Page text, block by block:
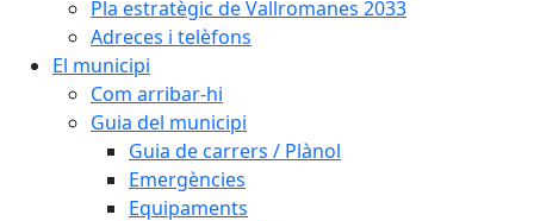
Pla estratègic de Vallromanes 2033
Adreces i telèfons
El municipi
Com arribar-hi
Guia del municipi
Guia de carrers / Plànol
Emergències
Equipaments